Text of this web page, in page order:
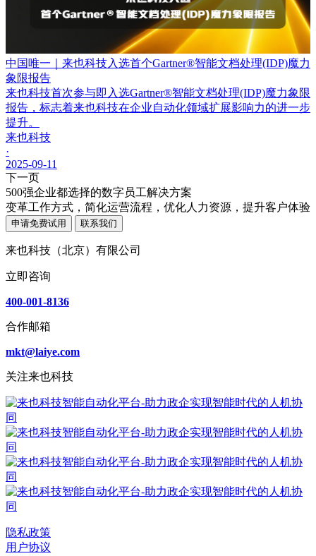
中国唯一｜来也科技入选首个Gartner®智能文档处理(IDP)魔力
象限报告
来也科技首次参与即入选Gartner®智能文档处理(IDP)魔力象限
报告，标志着来也科技在企业自动化领域扩展影响力的进一步
提升。
来也科技
·
2025-09-11
下一页
500强企业都选择的数字员工解决方案
变革工作方式，简化运营流程，优化人力资源，提升客户体验
申请免费试用 联系我们
来也科技（北京）有限公司
立即咨询
400-001-8136
合作邮箱
mkt@laiye.com
关注来也科技
隐私政策
用户协议